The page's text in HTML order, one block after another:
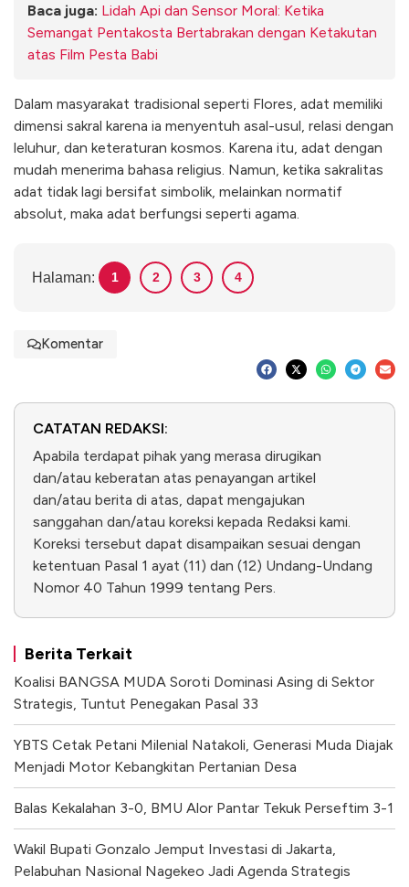
Baca juga: Lidah Api dan Sensor Moral: Ketika
Semangat Pentakosta Bertabrakan dengan Ketakutan
atas Film Pesta Babi
Dalam masyarakat tradisional seperti Flores, adat memiliki
dimensi sakral karena ia menyentuh asal-usul, relasi dengan
leluhur, dan keteraturan kosmos. Karena itu, adat dengan
mudah menerima bahasa religius. Namun, ketika sakralitas
adat tidak lagi bersifat simbolik, melainkan normatif
absolut, maka adat berfungsi seperti agama.
Halaman: 1 2 3 4
Komentar
CATATAN REDAKSI:
Apabila terdapat pihak yang merasa dirugikan
dan/atau keberatan atas penayangan artikel
dan/atau berita di atas, dapat mengajukan
sanggahan dan/atau koreksi kepada Redaksi kami.
Koreksi tersebut dapat disampaikan sesuai dengan
ketentuan Pasal 1 ayat (11) dan (12) Undang-Undang
Nomor 40 Tahun 1999 tentang Pers.
Berita Terkait
Koalisi BANGSA MUDA Soroti Dominasi Asing di Sektor
Strategis, Tuntut Penegakan Pasal 33
YBTS Cetak Petani Milenial Natakoli, Generasi Muda Diajak
Menjadi Motor Kebangkitan Pertanian Desa
Balas Kekalahan 3-0, BMU Alor Pantar Tekuk Perseftim 3-1
Wakil Bupati Gonzalo Jemput Investasi di Jakarta,
Pelabuhan Nasional Nagekeo Jadi Agenda Strategis